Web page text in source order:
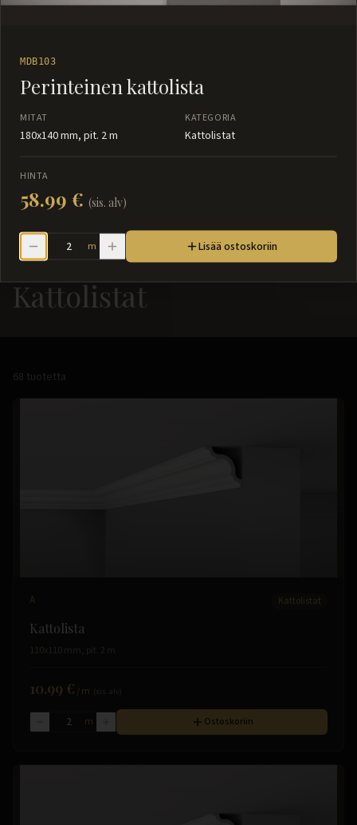
Kattolistat
68 tuotetta
A Kattolistat
Kattolista
110x110 mm, pit. 2 m
10.99 € /m
m Ostoskoriin
MDB103
Perinteinen kattolista
MITAT
180x140 mm, pit. 2 m
KATEGORIA
Kattolistat
HINTA
58.99 € (sis. alv)
m Lisää ostoskoriin